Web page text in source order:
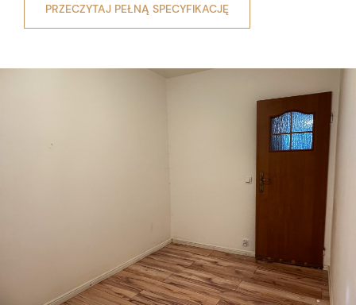
PRZECZYTAJ PEŁNĄ SPECYFIKACJĘ